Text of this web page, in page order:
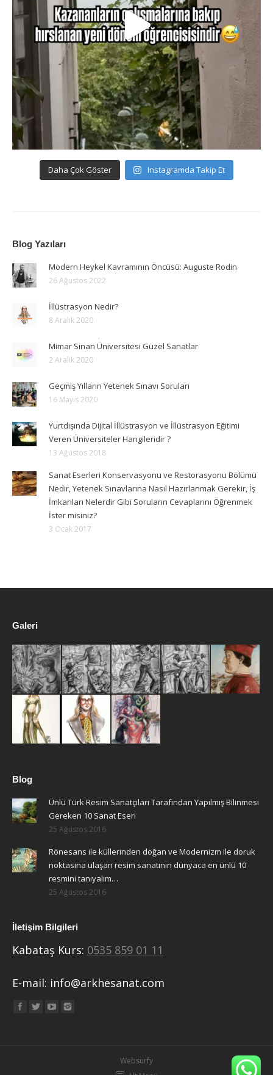
Daha Çok Göster Instagramda Takip Et
Blog Yazıları
Modern Heykel Kavramının Öncüsü: Auguste Rodin
26 Ağustos 2022
İllüstrasyon Nedir?
8 Aralık 2020
Mimar Sinan Üniversitesi Güzel Sanatlar
2 Aralık 2020
Geçmiş Yılların Yetenek Sınavı Soruları
16 Mayıs 2020
Yurtdışında Dijital İllüstrasyon ve İllüstrasyon Eğitimi
Veren Üniversiteler Hangileridir ?
13 Ağustos 2018
Sanat Eserleri Konservasyonu ve Restorasyonu Bölümü
Nedir, Yetenek Sınavlarına Nasıl Hazırlanmak Gerekir, İş
İmkanları Nelerdir Gibi Soruların Cevaplarını Öğrenmek
İster misiniz?
3 Ocak 2017
Galeri
Blog
Ünlü Türk Resim Sanatçıları Tarafından Yapılmış Bilinmesi
Gereken 10 Sanat Eseri
25 Ağustos 2016
Rönesans ile küllerinden doğan ve Modernizm ile doruk
noktasına ulaşan resim sanatının dünyaca en ünlü 10
resmini tanıyalım…
25 Ağustos 2016
İletişim Bilgileri
Kabataş Kurs: 0535 859 01 11
E-mail: info@arkhesanat.com
Find us on:
Websurfy